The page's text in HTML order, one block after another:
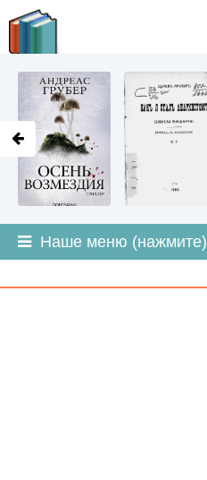
Наше меню (нажмите)
LITMIR.ORG